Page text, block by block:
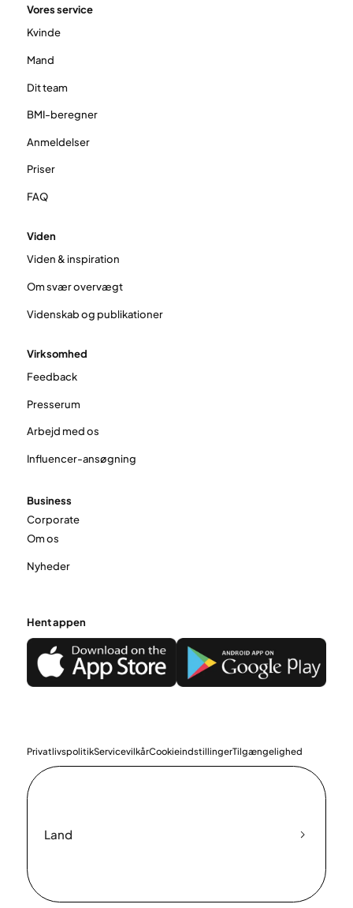
Vores service
Kvinde
Mand
Dit team
BMI-beregner
Anmeldelser
Priser
FAQ
Viden
Viden & inspiration
Om svær overvægt
Videnskab og publikationer
Virksomhed
Feedback
Presserum
Arbejd med os
Influencer-ansøgning
Business
Corporate
Om os
Nyheder
Hent appen
PrivatlivspolitikServicevilkårCookieindstillingerTilgængelighed
Land